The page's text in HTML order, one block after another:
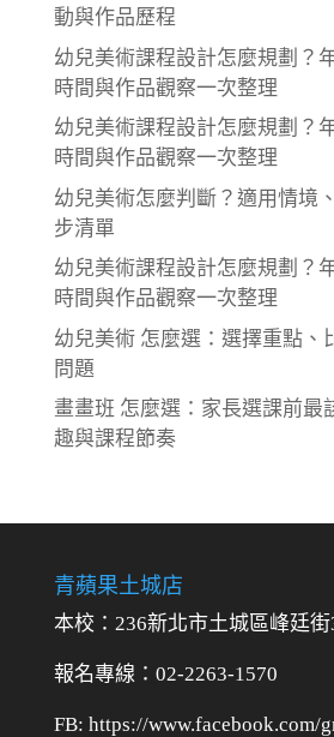
動與作品歷程
幼兒美術課程設計怎麼規劃？
時間與作品觀察一次整理
幼兒美術課程設計怎麼規劃？
時間與作品觀察一次整理
幼兒美術怎麼判斷？適用情境
步清單
幼兒美術課程設計怎麼規劃？
時間與作品觀察一次整理
幼兒美術 怎麼選：選擇重點、
問題
畫畫班 怎麼選：家長選課前最
趣與課程節奏
青蘋果土城店
本校：236新北市土城區峰廷
報名專線：02-2263-1570
FB: https://www.facebook.com/